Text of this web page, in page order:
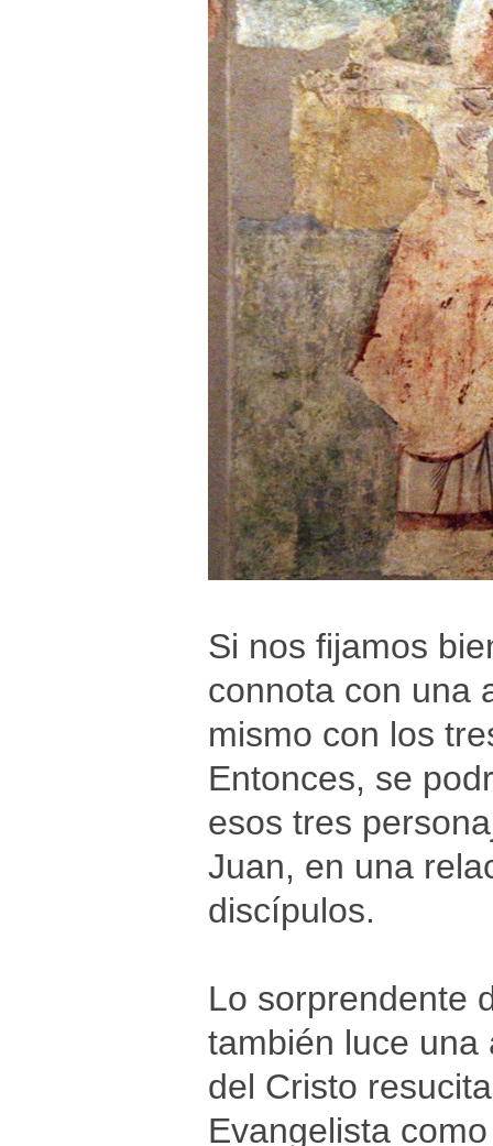
Si nos fijamos
connota con una
mismo con los
Entonces, se
esos tres
Juan, en una
discípulos.
Lo sorprendente
también luce una
del Cristo
Evangelista